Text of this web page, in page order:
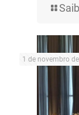
1 de novembro